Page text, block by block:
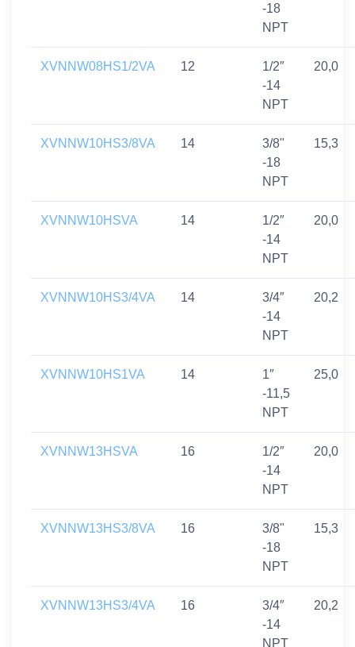
-18
NPT
XVNNW08HS1/2VA 12
1/2″
-14
NPT
20,0
XVNNW10HS3/8VA 14
3/8"
-18
NPT
15,3
XVNNW10HSVA 14
1/2″
-14
NPT
20,0
XVNNW10HS3/4VA 14
3/4″
-14
NPT
20,2
XVNNW10HS1VA 14
1″
-11,5
NPT
25,0
XVNNW13HSVA 16
1/2″
-14
NPT
20,0
XVNNW13HS3/8VA 16
3/8"
-18
NPT
15,3
XVNNW13HS3/4VA 16
3/4″
-14
NPT
20,2